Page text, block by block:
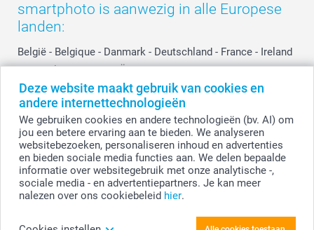
Deze website maakt gebruik van cookies en
andere internettechnologieën
We gebruiken cookies en andere technologieën (bv. AI) om
jou een betere ervaring aan te bieden. We analyseren
websitebezoeken, personaliseren inhoud en advertenties
en bieden sociale media functies aan. We delen bepaalde
informatie over websitegebruik met onze analytische -,
sociale media - en advertentiepartners. Je kan meer
nalezen over ons cookiebeleid hier.
Privacy
Cookiebeleid
Reviews
Prijslijst
Investor Relations
smartbonus
smartfriends
service@smartphoto.nl
Affiliate partnerprogramma
Partnerships
Influencer partnerprogramma
Moederdag
Vaderdag
Huwelijk
smartphoto is aanwezig in alle Europese
landen:
België - Belgique - Danmark - Deutschland - France - Ireland
- Nederland - Norge - Österreich - Schweiz - Suisse -
Switzerland - Suomi - Sverige - United Kingdom -
Other Countries
Alle prijzen zijn in EURO (€) inclusief BTW en exclusief verzendkosten.